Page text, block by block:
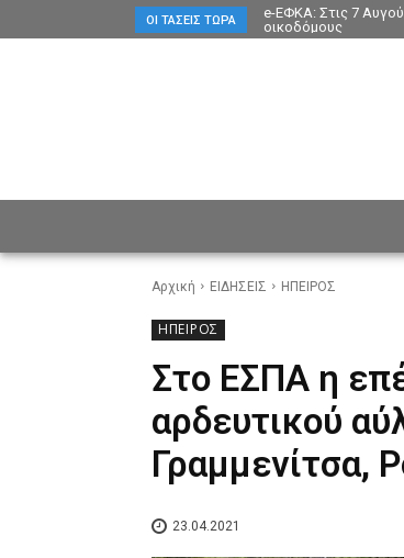
ΟΙ ΤΆΣΕΙΣ ΤΏΡΑ
e-ΕΦΚΑ: Στις 7
οικοδόμους
Αρχική ΕΙΔΗΣΕΙΣ ΗΠΕΙΡΟΣ
ΗΠΕΙΡΟΣ
Στο ΕΣΠΑ η
αρδευτικού
Γραμμενίτσα,
23.04.2021